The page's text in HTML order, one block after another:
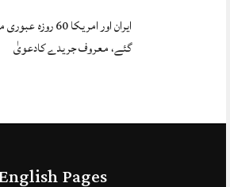
ایران اور امریکا
گئے، معروف جریدے کادعویٰ
Pages